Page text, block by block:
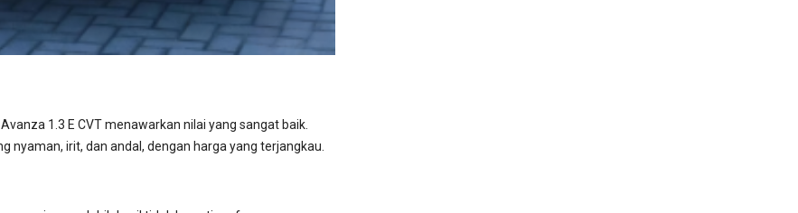
1.3 E CVT menawarkan nilai yang sangat baik.
nyaman, irit, dan andal, dengan harga yang terjangkau.